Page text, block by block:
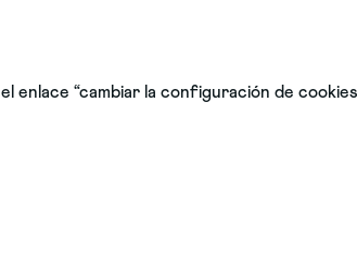
“cambiar la configuración de